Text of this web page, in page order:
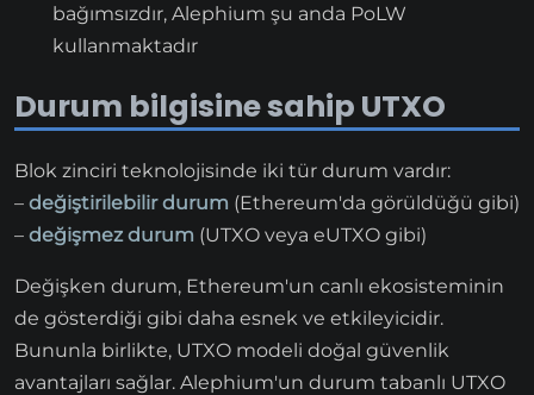
bağımsızdır, Alephium şu anda PoLW
kullanmaktadır
Durum bilgisine sahip UTXO
Blok zinciri teknolojisinde iki tür durum vardır:
– değiştirilebilir durum (Ethereum'da görüldüğü gibi)
– değişmez durum (UTXO veya eUTXO gibi)
Değişken durum, Ethereum'un canlı ekosisteminin
de gösterdiği gibi daha esnek ve etkileyicidir.
Bununla birlikte, UTXO modeli doğal güvenlik
avantajları sağlar. Alephium'un durum tabanlı UTXO